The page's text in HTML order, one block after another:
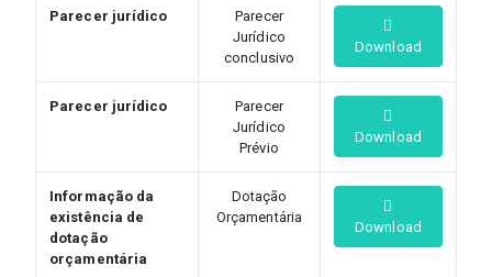
Parecer jurídico
Parecer
Jurídico
conclusivo
Download
Parecer jurídico
Parecer
Jurídico
Prévio
Download
Informação da
existência de
dotação
orçamentária
Dotação
Orçamentária
Download